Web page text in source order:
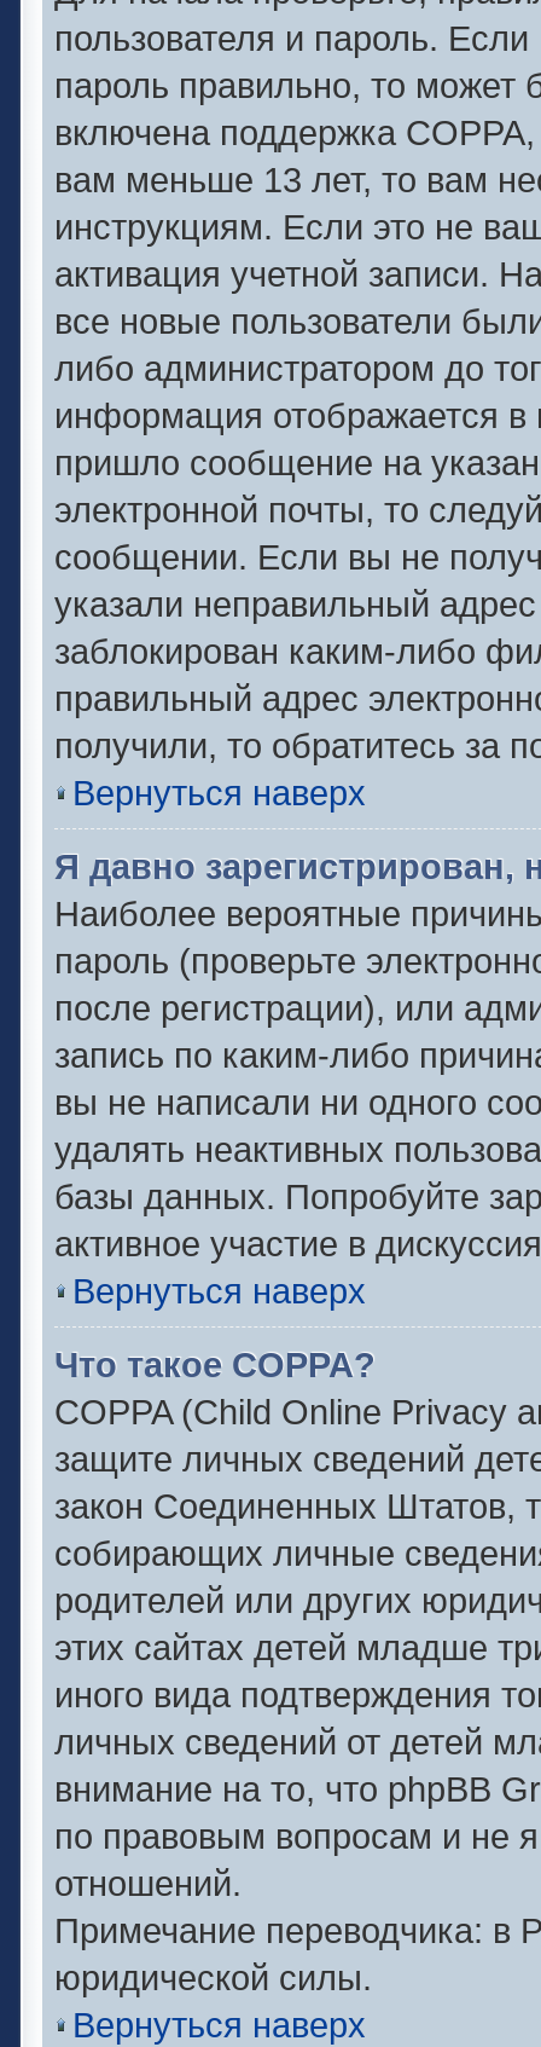
пользователя и пароль.
пароль правильно, то может
включена поддержка
вам меньше 13 лет, то вам
инструкциям. Если это не
активация учетной записи.
все новые пользователи
либо администратором до
информация отображается в
пришло сообщение на
электронной почты, то
сообщении. Если вы не
указали неправильный
заблокирован каким-либо
правильный адрес
получили, то обратитесь
Вернуться наверх
Я давно зарегистрирован,
Наиболее вероятные
пароль (проверьте
после регистрации), или
запись по каким-либо
вы не написали ни одного
удалять неактивных
базы данных. Попробуйте
активное участие в
Вернуться наверх
Что такое COPPA?
COPPA (Child Online Privacy
защите личных сведений
закон Соединенных Штатов,
собирающих личные
родителей или других
этих сайтах детей младше
иного вида подтверждения
личных сведений от детей
внимание на то, что phpBB
по правовым вопросам и не
отношений.
Примечание переводчика: в
юридической силы.
Вернуться наверх